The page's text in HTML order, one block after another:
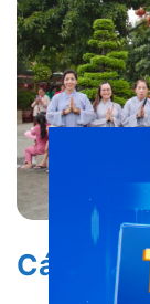
Cá Baby